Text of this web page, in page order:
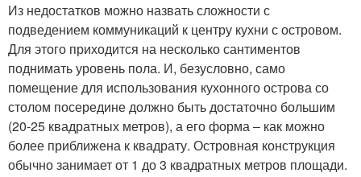
Из недостатков можно назвать сложности с
подведением коммуникаций к центру кухни с островом.
Для этого приходится на несколько сантиментов
поднимать уровень пола. И, безусловно, само
помещение для использования кухонного острова со
столом посередине должно быть достаточно большим
(20-25 квадратных метров), а его форма ‒ как можно
более приближена к квадрату. Островная конструкция
обычно занимает от 1 до 3 квадратных метров площади.